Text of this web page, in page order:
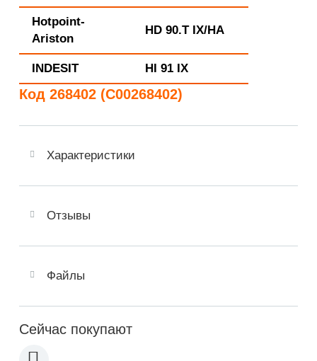
Hotpoint-
Ariston
HD 90.T IX/HA
INDESIT HI 91 IX
Код 268402 (C00268402)
Характеристики
Отзывы
Файлы
Сейчас покупают